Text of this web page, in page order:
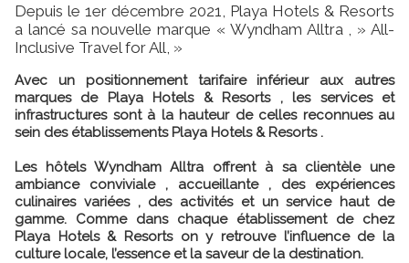
Depuis le 1er décembre 2021, Playa Hotels & Resorts
a lancé sa nouvelle marque « Wyndham Alltra , » All-
Inclusive Travel for All, »
Avec un positionnement tarifaire inférieur aux autres
marques de Playa Hotels & Resorts , les services et
infrastructures sont à la hauteur de celles reconnues au
sein des établissements Playa Hotels & Resorts .
Les hôtels Wyndham Alltra offrent à sa clientèle une
ambiance conviviale , accueillante , des expériences
culinaires variées , des activités et un service haut de
gamme. Comme dans chaque établissement de chez
Playa Hotels & Resorts on y retrouve l’influence de la
culture locale, l’essence et la saveur de la destination.